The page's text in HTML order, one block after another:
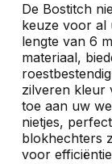
De Bostitch
keuze voor al
lengte van 6
materiaal,
zilveren kleur
toe aan uw
nietjes,
blokhechters
voor